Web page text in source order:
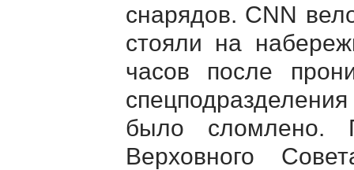
снарядов. CNN
стояли на
часов после
было сломлено.
Верховного